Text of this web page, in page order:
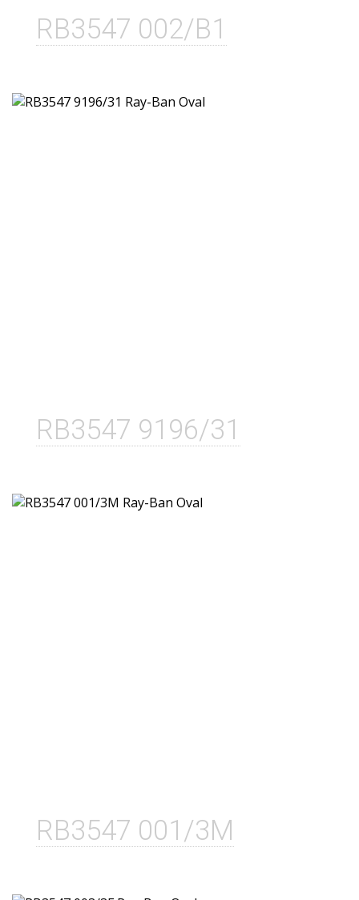
RB3547 002/B1
RB3547 9196/31
RB3547 001/3M